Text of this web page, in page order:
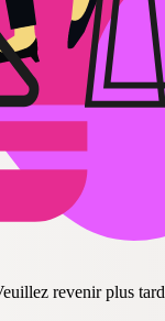
revenir plus tard